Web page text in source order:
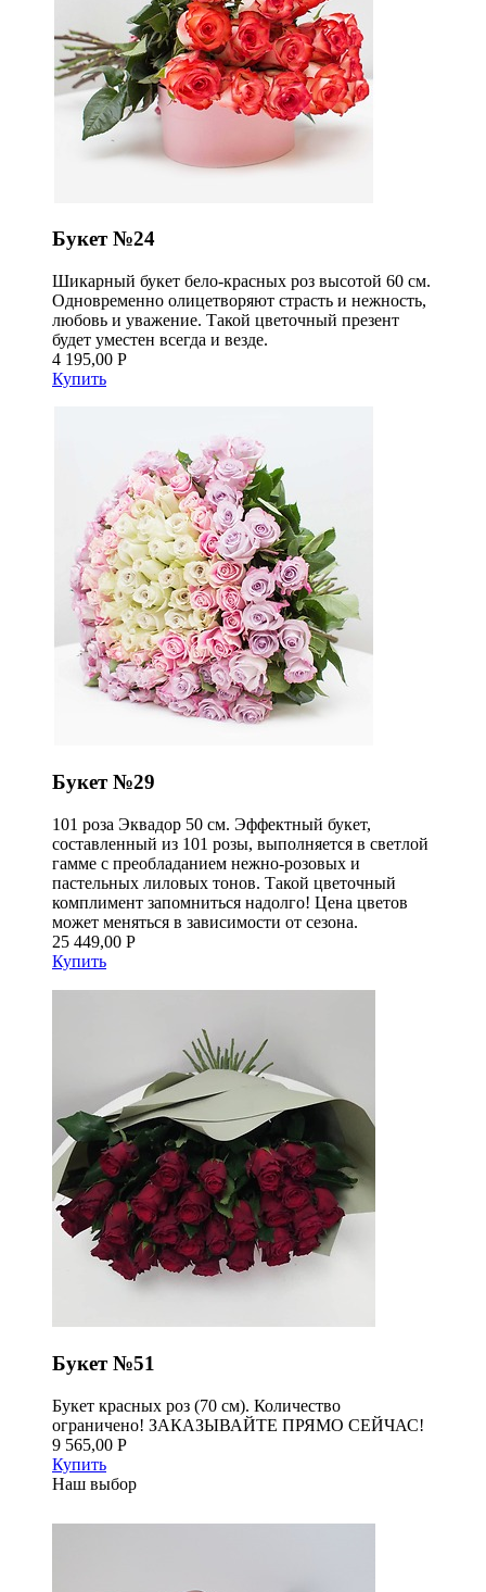
Букет №24
Шикарный букет бело-красных роз высотой 60 см.
Одновременно олицетворяют страсть и нежность,
любовь и уважение. Такой цветочный презент
будет уместен всегда и везде.
4 195,00 Р
Купить
Букет №29
101 роза Эквадор 50 см. Эффектный букет,
составленный из 101 розы, выполняется в светлой
гамме с преобладанием нежно-розовых и
пастельных лиловых тонов. Такой цветочный
комплимент запомниться надолго! Цена цветов
может меняться в зависимости от сезона.
25 449,00 Р
Купить
Букет №51
Букет красных роз (70 см). Количество
ограничено! ЗАКАЗЫВАЙТЕ ПРЯМО СЕЙЧАС!
9 565,00 Р
Купить
Наш выбор